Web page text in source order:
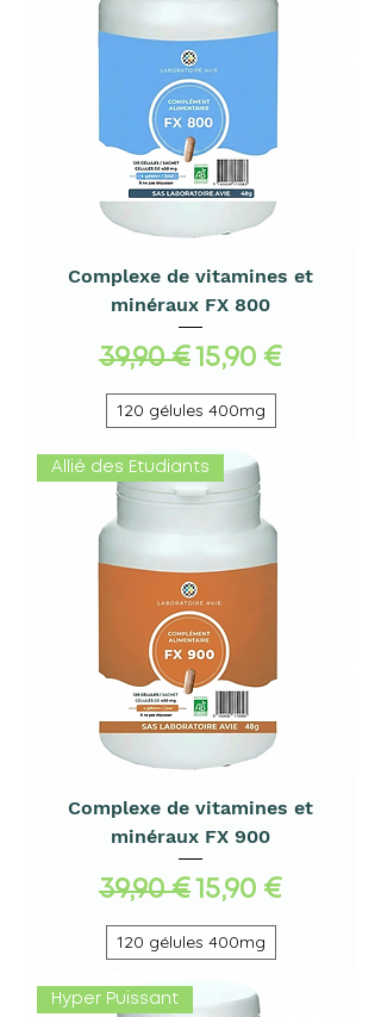
Complexe de vitamines et
minéraux FX 800
Prix original
39,90 €Prix
15,90 €
120 gélules 400mg
Allié des Etudiants
Complexe de vitamines et
minéraux FX 900
Prix original
39,90 €Prix
15,90 €
120 gélules 400mg
Hyper Puissant